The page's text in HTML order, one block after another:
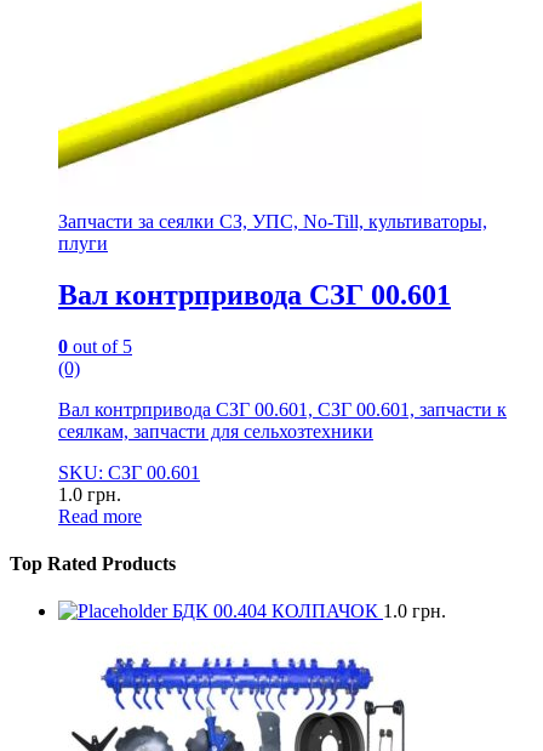
Запчасти за сеялки СЗ, УПС, No-Till, культиваторы,
плуги
Вал контрпривода СЗГ 00.601
0 out of 5
(0)
Вал контрпривода СЗГ 00.601, СЗГ 00.601, запчасти к
сеялкам, запчасти для сельхозтехники
SKU: СЗГ 00.601
1.0 грн.
Read more
Top Rated Products
БДК 00.404 КОЛПАЧОК 1.0 грн.